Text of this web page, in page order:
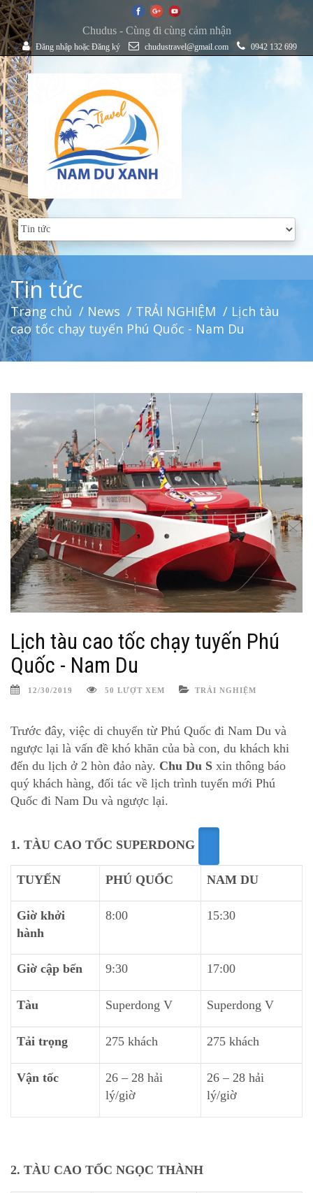
Chudus - Cùng đi cùng cảm nhận
Đăng nhập hoặc Đăng ký chudustravel@gmail.com 0942 132 699
Tin tức
Trang chủ / News / TRẢI NGHIỆM / Lịch tàu
cao tốc chạy tuyến Phú Quốc - Nam Du
Lịch tàu cao tốc chạy tuyến Phú
Quốc - Nam Du
12/30/2019 50 LƯỢT XEM TRẢI NGHIỆM
Trước đây, việc di chuyển từ Phú Quốc đi Nam Du và
ngược lại là vấn đề khó khăn của bà con, du khách khi
đến du lịch ở 2 hòn đảo này. Chu Du S xin thông báo
quý khách hàng, đối tác về lịch trình tuyến mới Phú
Quốc đi Nam Du và ngược lại.
1. TÀU CAO TỐC SUPERDONG
TUYẾN PHÚ QUỐC NAM DU
Giờ khởi
hành
8:00 15:30
Giờ cập bến 9:30 17:00
Tàu Superdong V Superdong V
Tải trọng 275 khách 275 khách
Vận tốc
26 – 28 hải
lý/giờ
26 – 28 hải
lý/giờ
2. TÀU CAO TỐC NGỌC THÀNH